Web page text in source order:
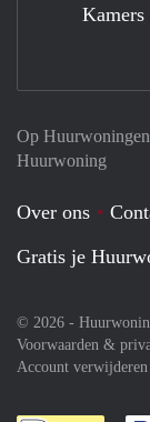
Op
Huurwoning
Over ons
Gratis je
© 2026 -
Voorwaarden &
Account verwijderen
Kamers